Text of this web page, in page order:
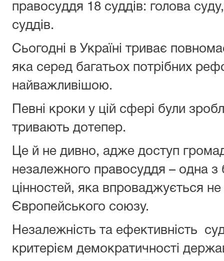
правосуддя 18 суддів: голова
суддів.
Сьогодні в Україні триває
яка серед багатьох потрібних
найважливішою.
Певні кроки у цій сфері були
тривають дотепер.
Це й не дивно, адже доступ
незалежного правосуддя – одна з
цінностей, яка впроваджується
Європейського союзу.
Незалежність та ефективність
критерієм демократичності